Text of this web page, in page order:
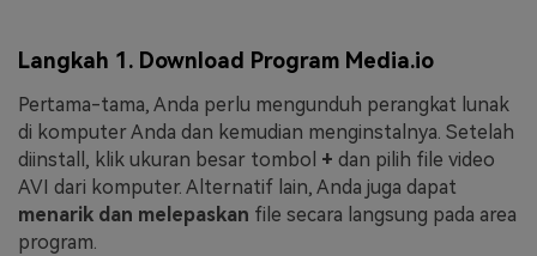
Langkah 1. Download Program Media.io
Pertama-tama, Anda perlu mengunduh perangkat lunak
di komputer Anda dan kemudian menginstalnya. Setelah
diinstall, klik ukuran besar tombol + dan pilih file video
AVI dari komputer. Alternatif lain, Anda juga dapat
menarik dan melepaskan file secara langsung pada area
program.